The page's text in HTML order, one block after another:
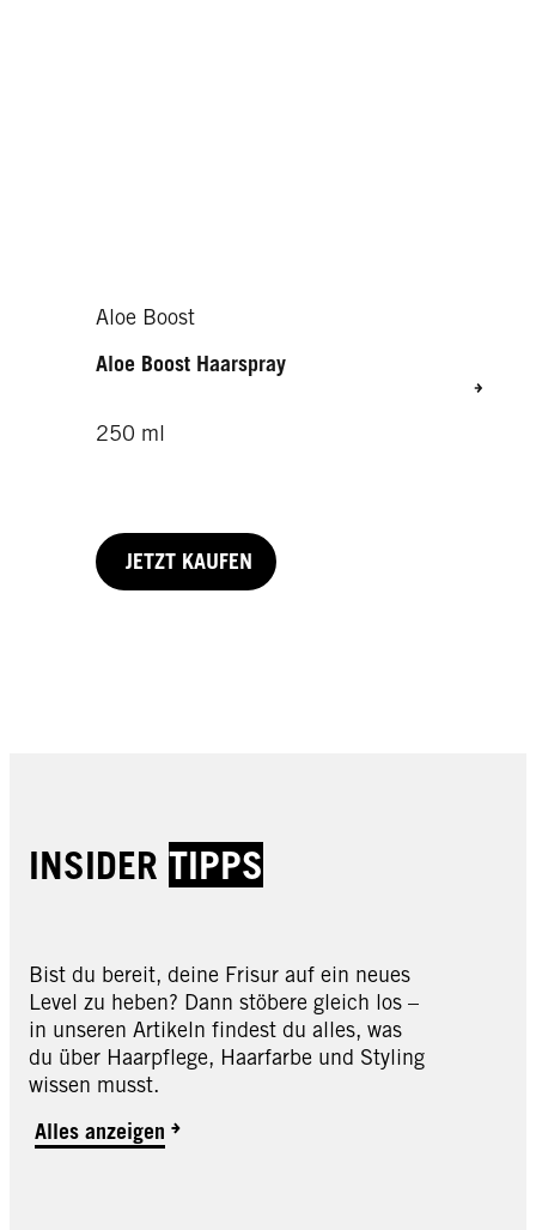
Aloe Boost
Aloe Boost Haarspray
250 ml
JETZT KAUFEN
INSIDER TIPPS
Bist du bereit, deine Frisur auf ein neues
Level zu heben? Dann stöbere gleich los –
in unseren Artikeln findest du alles, was
du über Haarpflege, Haarfarbe und Styling
wissen musst.
Alles anzeigen